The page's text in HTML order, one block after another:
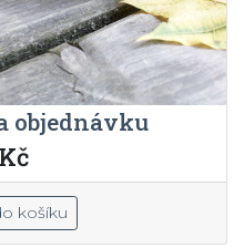
objednávku
košíku